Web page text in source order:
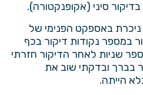
סיני (אקופנקטורה).
באספקט הפנימי של
במספר נקודות דיקור בכף
שניות לאחר הדיקור חזרתי
בברך ובדקתי שוב את
הייתה.